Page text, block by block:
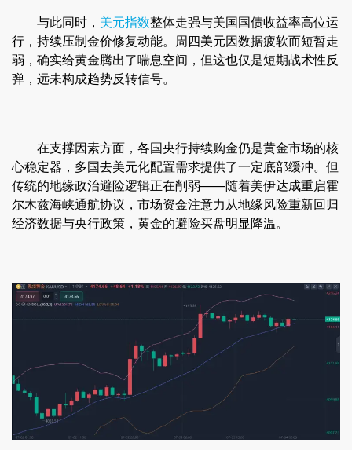
与此同时， 美元指数整体走强与美国国债收益率高位运
行，持续压制金价修复动能。周四美元因数据疲软而短暂走
弱，确实给黄金腾出了喘息空间，但这也仅是短期战术性反
弹，远未构成趋势反转信号。
在支撑因素方面，各国央行持续购金仍是黄金市场的核
心稳定器，多国去美元化配置需求提供了一定底部缓冲。但
传统的地缘政治避险逻辑正在削弱——随着美伊达成重启霍
尔木兹海峡通航协议，市场资金注意力从地缘风险重新回归
经济数据与央行政策，黄金的避险买盘明显降温。